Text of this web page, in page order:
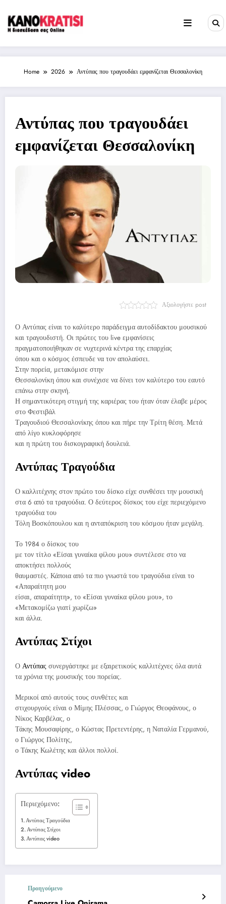
content
Home 2026 Αντύπας που τραγουδάει εμφανίζεται Θεσσαλονίκη
Αντύπας που τραγουδάει
εμφανίζεται Θεσσαλονίκη
Αξιολογήστε post
Ο Αντύπας είναι το καλύτερο παράδειγμα αυτοδίδακτου μουσικού
και τραγουδιστή. Οι πρώτες του live εμφανίσεις
πραγματοποιήθηκαν σε νυχτερινά κέντρα της επαρχίας
όπου και ο κόσμος έσπευδε να τον απολαύσει.
Στην πορεία, μετακόμισε στην
Θεσσαλονίκη όπου και συνέχισε να δίνει τον καλύτερο του εαυτό
επάνω στην σκηνή.
Η σημαντικότερη στιγμή της καριέρας του ήταν όταν έλαβε μέρος
στο Φεστιβάλ
Τραγουδιού Θεσσαλονίκης όπου και πήρε την Τρίτη θέση. Μετά
από λίγο κυκλοφόρησε
και η πρώτη του δισκογραφική δουλειά.
Αντύπας Τραγούδια
Ο καλλιτέχνης στον πρώτο του δίσκο είχε συνθέσει την μουσική
στα 6 από τα τραγούδια. Ο δεύτερος δίσκος του είχε περιεχόμενο
τραγούδια του
Τόλη Βοσκόπουλου και η ανταπόκριση του κόσμου ήταν μεγάλη.
Το 1984 ο δίσκος του
με τον τίτλο «Είσαι γυναίκα φίλου μου» συντέλεσε στο να
αποκτήσει πολλούς
θαυμαστές. Κάποια από τα πιο γνωστά του τραγούδια είναι το
«Απαραίτητη μου
είσαι, απαραίτητη», το «Είσαι γυναίκα φίλου μου», το
«Μετακομίζω γιατί χωρίζω»
και άλλα.
Αντύπας Στίχοι
Ο Αντύπας συνεργάστηκε με εξαιρετικούς καλλιτέχνες όλα αυτά
τα χρόνια της μουσικής του πορείας.
Μερικοί από αυτούς τους συνθέτες και
στιχουργούς είναι ο Μίμης Πλέσσας, ο Γιώργος Θεοφάνους, ο
Νίκος Καρβέλας, ο
Τάκης Μουσαφίρης, ο Κώστας Πρετεντέρης, η Ναταλία Γερμανού,
ο Γιώργος Πολίτης,
ο Τάκης Κωλέτης και άλλοι πολλοί.
Αντύπας video
Περιεχόμενο:
Αντύπας Τραγούδια
Αντύπας Στίχοι
Αντύπας video
Προηγούμενο